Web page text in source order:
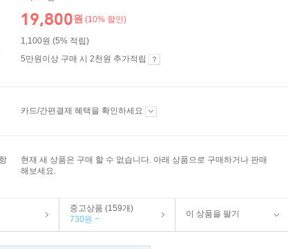
19,800원 (10% 할인)
1,100원 (5% 적립)
5만원이상 구매 시 2천원 추가적립
카드/간편결제 혜택을 확인하세요
현재 새 상품은 구매 할 수 없습니다. 아래 상품으로 구매하거나 판매
해보세요.
중고상품 (159개)
730원 ~
이 상품을 팔기